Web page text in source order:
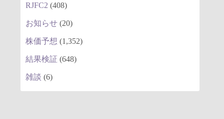
RJFC2 (408)
お知らせ (20)
株価予想 (1,352)
結果検証 (648)
雑談 (6)